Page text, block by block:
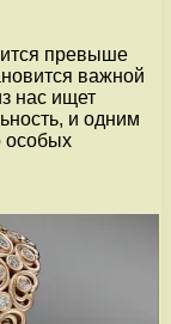
превыше
важной
нас ищет
и одним
особых